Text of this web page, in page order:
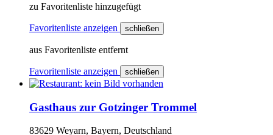
zu Favoritenliste hinzugefügt
Favoritenliste anzeigen schließen
aus Favoritenliste entfernt
Favoritenliste anzeigen schließen
Gasthaus zur Gotzinger Trommel
83629 Weyarn, Bayern, Deutschland